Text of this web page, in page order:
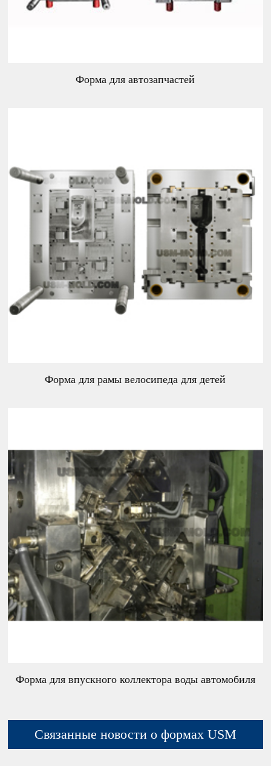
Форма для автозапчастей
Форма для рамы велосипеда для детей
Форма для впускного коллектора воды автомобиля
Связанные новости о формах USM